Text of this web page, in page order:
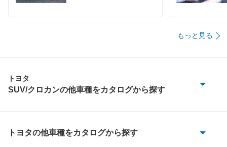
もっと見る
トヨタ
SUV/クロカンの他車種をカタログから探す
C-HR
トヨタの他車種をカタログから探す